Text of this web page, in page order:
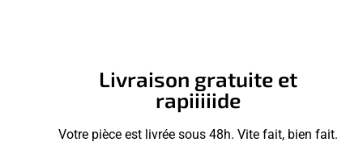
Livraison gratuite et
rapiiiiide
Votre pièce est livrée sous 48h. Vite fait, bien fait.